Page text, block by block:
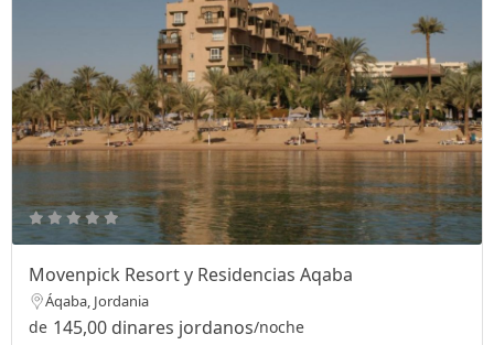
Movenpick Resort y Residencias Aqaba
Áqaba, Jordania
de 145,00 dinares jordanos/noche